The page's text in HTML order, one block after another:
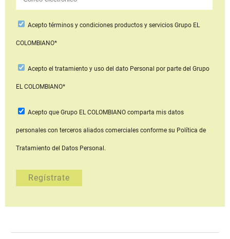
Aceptotérminos y condiciones productos y serviciosGrupo EL
COLOMBIANO*
Acepto el tratamiento y uso del dato Personal por parte del Grupo
EL COLOMBIANO*
Acepto que Grupo EL COLOMBIANOcomparta mis datos
personales con terceros aliados comerciales conforme su Política de
Tratamiento del Datos Personal.